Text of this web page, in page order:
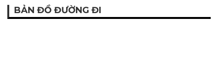
BẢN ĐỒ ĐƯỜNG ĐI